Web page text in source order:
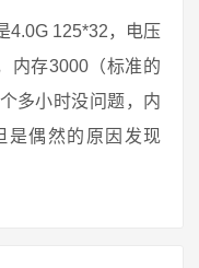
4.0G 125*32，电压
内存3000（标准的
多小时没问题，内
是偶然的原因发现